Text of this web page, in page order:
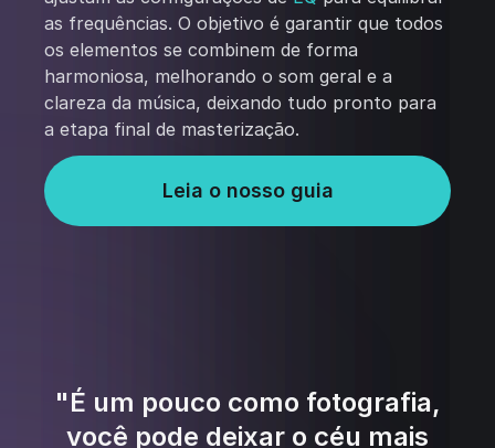
as frequências. O objetivo é garantir que todos
os elementos se combinem de forma
harmoniosa, melhorando o som geral e a
clareza da música, deixando tudo pronto para
a etapa final de masterização.
Leia o nosso guia
"É um pouco como fotografia,
você pode deixar o céu mais